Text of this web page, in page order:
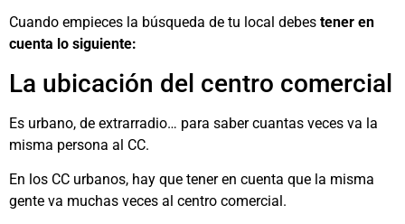
Cuando empieces la búsqueda de tu local debes tener en
cuenta lo siguiente:
La ubicación del centro comercial
Es urbano, de extrarradio… para saber cuantas veces va la
misma persona al CC.
En los CC urbanos, hay que tener en cuenta que la misma
gente va muchas veces al centro comercial.